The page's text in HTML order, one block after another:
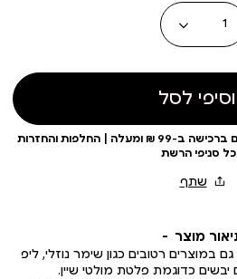
כמות
לסל
עלות משלוח 19 ₪ | משלוח חינם ברכישה ב-99 ₪ ומעלה | החלפות והחזרות
סניפי הרשת
מוצר
רטובים כגון שימר נוזלי, ליפ
יבשים כדוגמת פלטת מולטי שיין.